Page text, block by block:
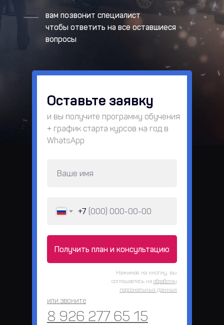
Оставьте заявку
и вы получите программу обучения
+ график старта курсов на год в
WhatsApp
Нажимая на кнопку, вы
соглашаетесь на обработку
персональных данных
вам позвонит специалист
чтобы ответить на все оставшиеся
вопросы
или звоните
+7
Получить план и консультацию
8 926 277 65 15